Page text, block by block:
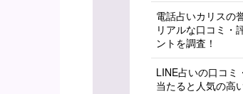
電話占いカリスの
リアルな口コミ・
ントを調査！
LINE占いの口コミ
当たると人気の高